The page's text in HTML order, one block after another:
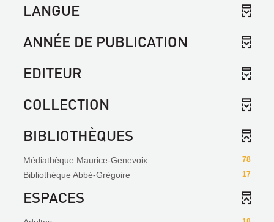
LANGUE
ANNÉE DE PUBLICATION
EDITEUR
COLLECTION
BIBLIOTHÈQUES
78
Médiathèque Maurice-Genevoix
17
Bibliothèque Abbé-Grégoire
ESPACES